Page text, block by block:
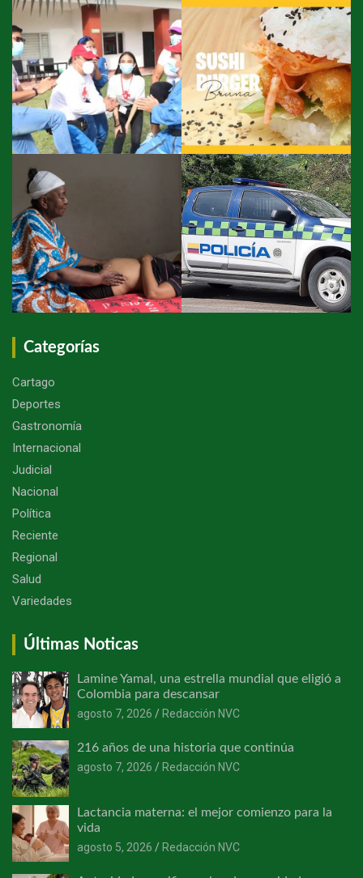
Categorías
Cartago
Deportes
Gastronomía
Internacional
Judicial
Nacional
Política
Reciente
Regional
Salud
Variedades
Últimas Noticas
Lamine Yamal, una estrella mundial que eligió a
Colombia para descansar
agosto 7, 2026
Redacción NVC
216 años de una historia que continúa
agosto 7, 2026
Redacción NVC
Lactancia materna: el mejor comienzo para la
vida
agosto 5, 2026
Redacción NVC